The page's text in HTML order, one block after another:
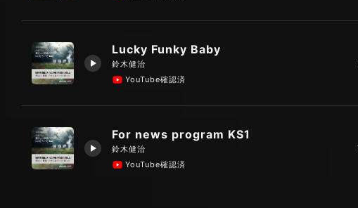
Lucky Funky Baby
鈴木健治
YouTube確認済
For news program KS1
鈴木健治
YouTube確認済